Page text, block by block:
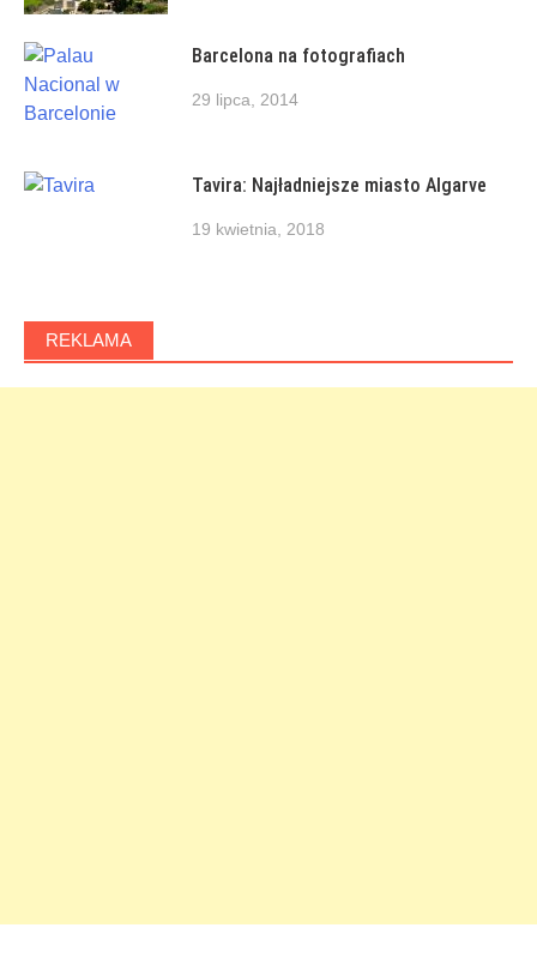
Barcelona na fotografiach
29 lipca, 2014
Tavira: Najładniejsze miasto Algarve
19 kwietnia, 2018
REKLAMA